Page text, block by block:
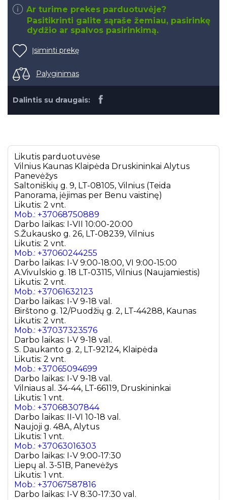
Ar turime prekes parduotuvėje?
Pasitikrinti galite sąraše žemiau, pasirinkę
dydžio ar spalvos pasirinkimą.
Įsiminti prekę
Palyginimas
Dalintis su draugais:
Likutis parduotuvėse
Vilnius Kaunas Klaipėda Druskininkai Alytus
Panevėžys
Saltoniškių g. 9, LT-08105, Vilnius (Teida
Panorama, įėjimas per Benu vaistinę)
Likutis: 2 vnt.
Mob.: +37068750889
Darbo laikas: I-VII 10:00-20:00
S.Žukausko g. 26, LT-08239, Vilnius
Likutis: 2 vnt.
Mob.: +37060244255
Darbo laikas: I-V 9:00-18:00, VI 9:00-15:00
A.Vivulskio g. 18 LT-03115, Vilnius (Naujamiestis)
Likutis: 2 vnt.
Mob.: +37061632123
Darbo laikas: I-V 9-18 val.
Birštono g. 12/Puodžių g. 2, LT-44288, Kaunas
Likutis: 2 vnt.
Mob.: +37037323576
Darbo laikas: I-V 9-18 val.
S. Daukanto g. 2, LT-92124, Klaipėda
Likutis: 2 vnt.
Mob.: +37065094699
Darbo laikas: I-V 9-18 val.
Vilniaus al. 34-44, LT-66119, Druskininkai
Likutis: 1 vnt.
Mob.: +37068307844
Darbo laikas: II-VI 10-18 val.
Naujoji g. 48A, Alytus
Likutis: 1 vnt.
Mob.: +37063016303
Darbo laikas: I-V 9:00-17:30
Liepų al. 3-51B, Panevėžys
Likutis: 1 vnt.
Mob.: +37067587816
Darbo laikas: I-V 8:30-17:30 val.